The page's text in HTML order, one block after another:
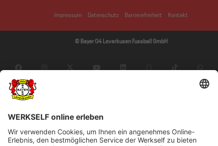
Impressum Datenschutz Barrierefreiheit Kontakt
© Bayer 04 Leverkusen Fussball GmbH